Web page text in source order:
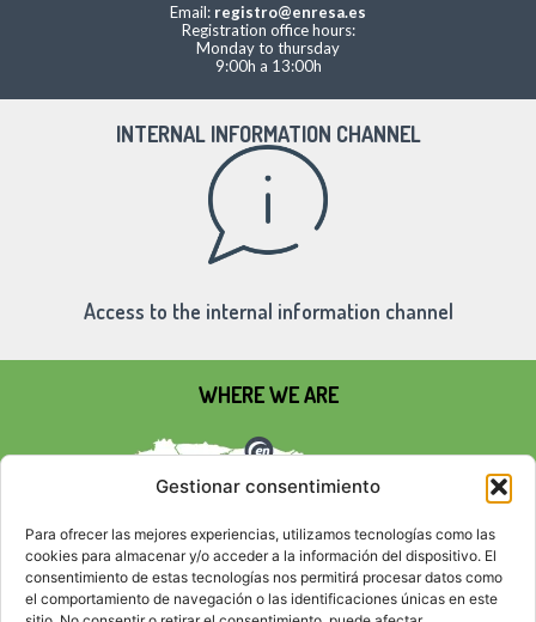
Gestionar consentimiento
Para ofrecer las mejores experiencias, utilizamos tecnologías como las
cookies para almacenar y/o acceder a la información del dispositivo. El
consentimiento de estas tecnologías nos permitirá procesar datos como
el comportamiento de navegación o las identificaciones únicas en este
Email: registro@enresa.es
Registration office hours:
Monday to thursday
9:00h a 13:00h
INTERNAL INFORMATION CHANNEL
Access to the internal information channel
WHERE WE ARE